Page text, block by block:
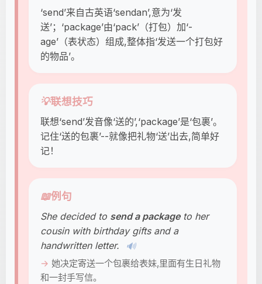
‘send’来自古英语‘sendan’,意为‘发
送’；‘package’由‘pack’（打包）加‘-
age’（表状态）组成,整体指‘发送一个打包好
的物品’。
💡联想技巧
联想‘send’发音像‘送的’,‘package’是‘包裹’。
记住‘送的包裹’--就像把礼物‘送’出去,简单好
记！
📖例句
She decided to send a packageto her
cousin with birthday gifts and a
handwritten letter.
🔊
她决定寄送一个包裹给表妹,里面有生日礼物
和一封手写信。